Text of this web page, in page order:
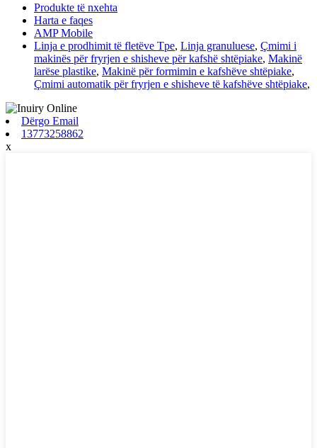
Produkte të nxehta
Harta e faqes
AMP Mobile
Linja e prodhimit të fletëve Tpe, Linja granuluese, Çmimi i
makinës për fryrjen e shisheve për kafshë shtëpiake, Makinë
larëse plastike, Makinë për formimin e kafshëve shtëpiake,
Çmimi automatik për fryrjen e shisheve të kafshëve shtëpiake,
Dërgo Email
13773258862
x